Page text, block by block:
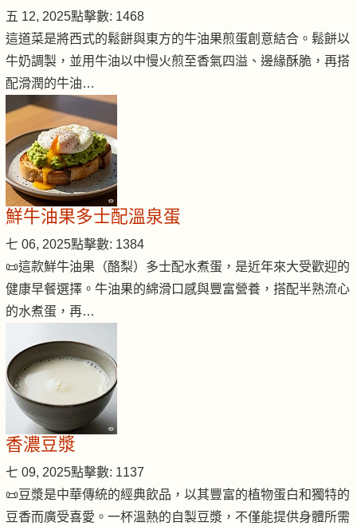
五 12, 2025點擊數: 1468
這道菜是將西式的鬆餅與東方的牛油果煎蛋創意結合。鬆餅以
牛奶調製，並用牛油以中慢火煎至香氣四溢、邊緣酥脆，再搭
配滑潤的牛油…
鮮牛油果多士配溫泉蛋
七 06, 2025點擊數: 1384
📜這款鮮牛油果（酪梨）多士配水煮蛋，是近年來大受歡迎的
健康早餐選擇。牛油果的綿滑口感與豐富營養，搭配半熟流心
的水煮蛋，再…
香濃豆漿
七 09, 2025點擊數: 1137
📜豆漿是中華傳統的經典飲品，以其豐富的植物蛋白和獨特的
豆香而廣受喜愛。一杯溫熱的自製豆漿，不僅能提供身體所需